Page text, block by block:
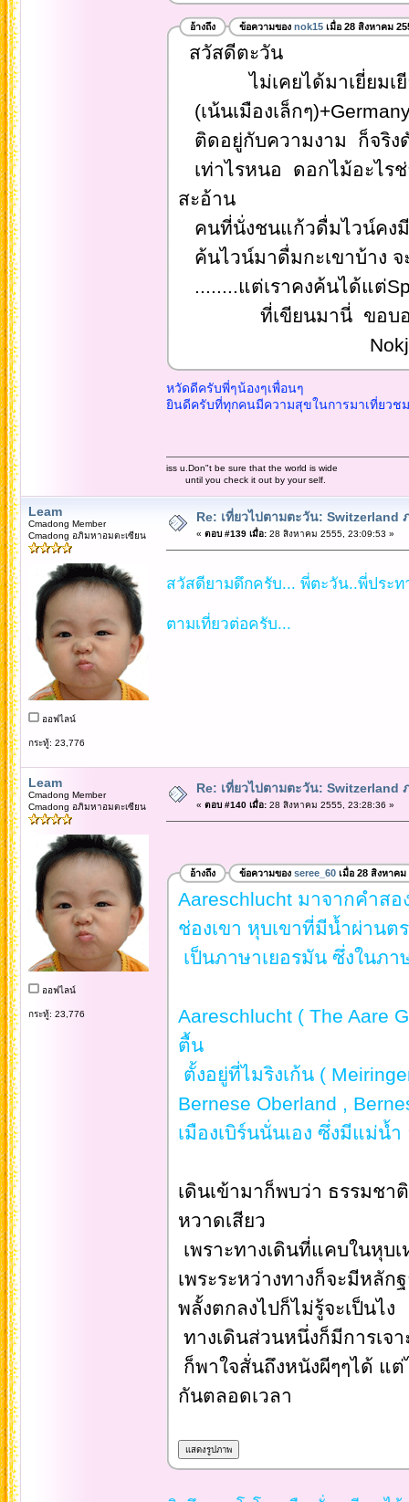
อ้างถึง ข้อความของ nok15เมื่อ 28 สิงหาคม
สวัสดีตะวัน
ไม่เคยได้มาเยี่ยมเยียน
(เน้นเมืองเล็กๆ
ติดอยู่กับความงาม ก็จริง
เท่าไรหนอ ดอกไม้อะไร
สะอ้าน
คนที่นั่งชนแก้วดื่มไวน์คงมี
ค้นไวน์มาดื่มกะเขาบ้าง
........แต่เราคงค้นได้แต่
ที่เขียนมานี่ ขอบอกว่า
หวัดดีครับพี่ๆน้องๆเพื่อนๆ
ยินดีครับที่ทุกคนมีความสุขในการมาเที่ยวช
iss u.Don"t be sure that the world is wide
until you check it out by your self.
Leam
Cmadong Member
Cmadong อภิมหาอมตะเซียน
ออฟไลน์
กระทู้: 23,776
Re: เที่ยวไปตามตะวัน: Switzerland
« ตอบ #139 เมื่อ:28 สิงหาคม 2555, 23:09:53 »
สวัสดียามดึกครับ... พี่ตะวัน..พี่ประ
ตามเที่ยวต่อครับ...
Leam
Cmadong Member
Cmadong อภิมหาอมตะเซียน
ออฟไลน์
กระทู้: 23,776
Re: เที่ยวไปตามตะวัน: Switzerland
« ตอบ #140 เมื่อ:28 สิงหาคม 2555, 23:28:36 »
อ้างถึง ข้อความของ seree_60เมื่อ 28 สิงหาคม
Aareschlucht มาจากคำส
ช่องเขา หุบเขาที่มีน้ำผ่านต
เป็นภาษาเยอรมัน ซึ่งในภ
Aareschlucht ( The Aare
ตื้น
ตั้งอยู่ที่ไมริงเก้น (
Bernese Oberland ,
เมืองเบิร์นนั่นเอง ซึ่งมีแม่น้
เดินเข้ามาก็พบว่า ธรรมช
หวาดเสียว
เพราะทางเดินที่แคบในหุบ
เพระระหว่างทางก็จะมีหลั
พลั้งตกลงไปก็ไม่รู้จะเป็นไง
ทางเดินส่วนหนึ่งก็มีการเจ
ก็พาใจสั่นถึงหนังผีๆๆได้ แ
กันตลอดเวลา